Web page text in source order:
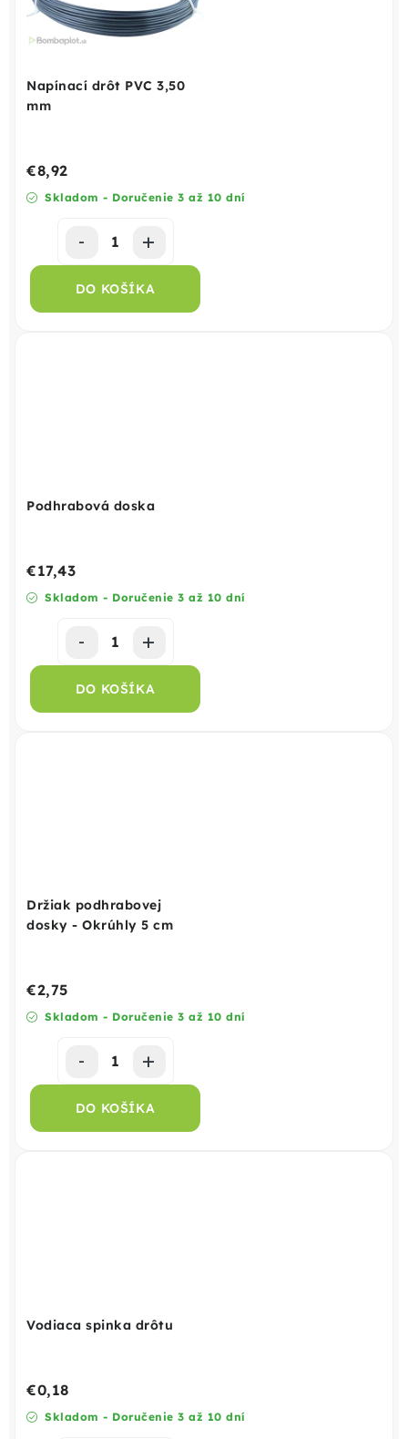
Napínací drôt PVC 3,50
mm
Skladom - Doručenie 3 až 10 dní
€8,92
DO KOŠÍKA
Podhrabová doska
Skladom - Doručenie 3 až 10 dní
€17,43
DO KOŠÍKA
Držiak podhrabovej
dosky - Okrúhly 5 cm
Skladom - Doručenie 3 až 10 dní
€2,75
DO KOŠÍKA
Vodiaca spinka drôtu
Skladom - Doručenie 3 až 10 dní
€0,18